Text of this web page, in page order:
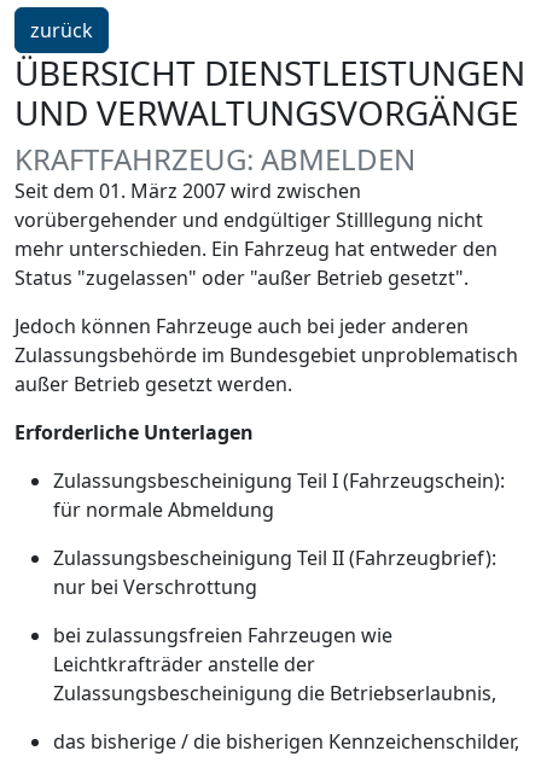
ein
Schritt
zurück
ÜBERSICHT DIENSTLEISTUNGEN
UND VERWALTUNGSVORGÄNGE
KRAFTFAHRZEUG: ABMELDEN
Seit dem 01. März 2007 wird zwischen
vorübergehender und endgültiger Stilllegung nicht
mehr unterschieden. Ein Fahrzeug hat entweder den
Status "zugelassen" oder "außer Betrieb gesetzt".
Jedoch können Fahrzeuge auch bei jeder anderen
Zulassungsbehörde im Bundesgebiet unproblematisch
außer Betrieb gesetzt werden.
Erforderliche Unterlagen
Zulassungsbescheinigung Teil I (Fahrzeugschein):
für normale Abmeldung
Zulassungsbescheinigung Teil II (Fahrzeugbrief):
nur bei Verschrottung
bei zulassungsfreien Fahrzeugen wie
Leichtkrafträder anstelle der
Zulassungsbescheinigung die Betriebserlaubnis,
das bisherige / die bisherigen Kennzeichenschilder,